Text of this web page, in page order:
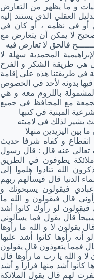
و ما يظهر من التعارض
العقلي الذي يستند إليه
أو في نظمه ، أو كان في
لا يمكن أن يتعارض مع
فالحق لا تعارض فيه
المحمدية سهلة لا
هي طريقة الشكر و الفرح
في طريقتنا هذه على إقامة
فيها بدونه لأحد في الخصوص
باللزوم معه و هي
مع المحافظ في جميع
المبنية في كتبها
يشير لذلك في لاميته
اليزيدين منهلا
انقطاع و كفاه شرفا حديث
تعالى عنه قال : قال رسول
يطوفون في الطريق
الله تنادوا هلموا إلى
الدنيا قال فيسألهم ربهم
فيقولون يسبحونك و
قال فيقولون و الله ما
لو رأوك كانوا أشد
قال يقول فما يسألوني
يقولون لا و الله ما رأوها
رأوها كانوا أشد عليها
فمما يتعوذون قال يقولون
و الله يا رب ما رأوها قال
كانوا أشد منها فرارا و أشد
لهم قال يقول الملائكة